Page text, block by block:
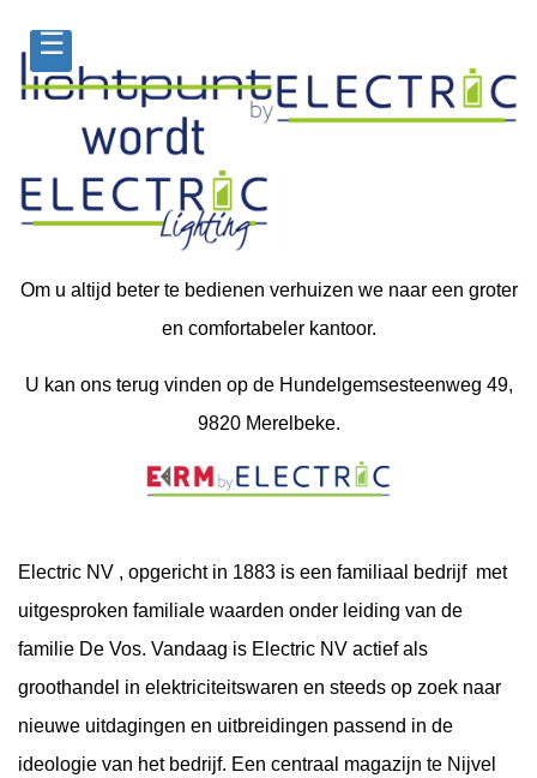
☰
Om u altijd beter te bedienen verhuizen we naar een groter
en comfortabeler kantoor.
U kan ons terug vinden op de Hundelgemsesteenweg 49,
9820 Merelbeke.
Electric NV , opgericht in 1883 is een familiaal bedrijf met
uitgesproken familiale waarden onder leiding van de
familie De Vos. Vandaag is Electric NV actief als
groothandel in elektriciteitswaren en steeds op zoek naar
nieuwe uitdagingen en uitbreidingen passend in de
ideologie van het bedrijf. Een centraal magazijn te Nijvel